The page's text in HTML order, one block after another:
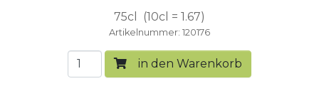
75cl 10cl = 1.67
Artikelnummer 120176
in den Warenkorb